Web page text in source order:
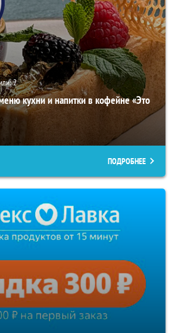
2
кухни и напитки в кофейне «Это
ПОДРОБНЕЕ